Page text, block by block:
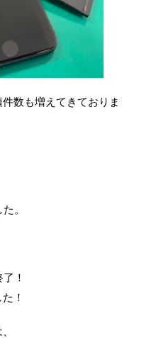
数も増えてきておりま
。
！
！